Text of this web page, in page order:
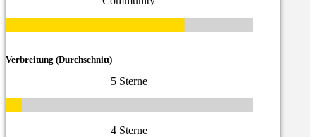
Verbreitung (Durchschnitt)
5 Sterne
4 Sterne